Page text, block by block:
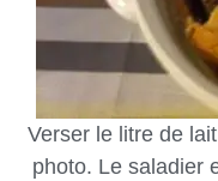
Verser le litre de
photo. Le saladier